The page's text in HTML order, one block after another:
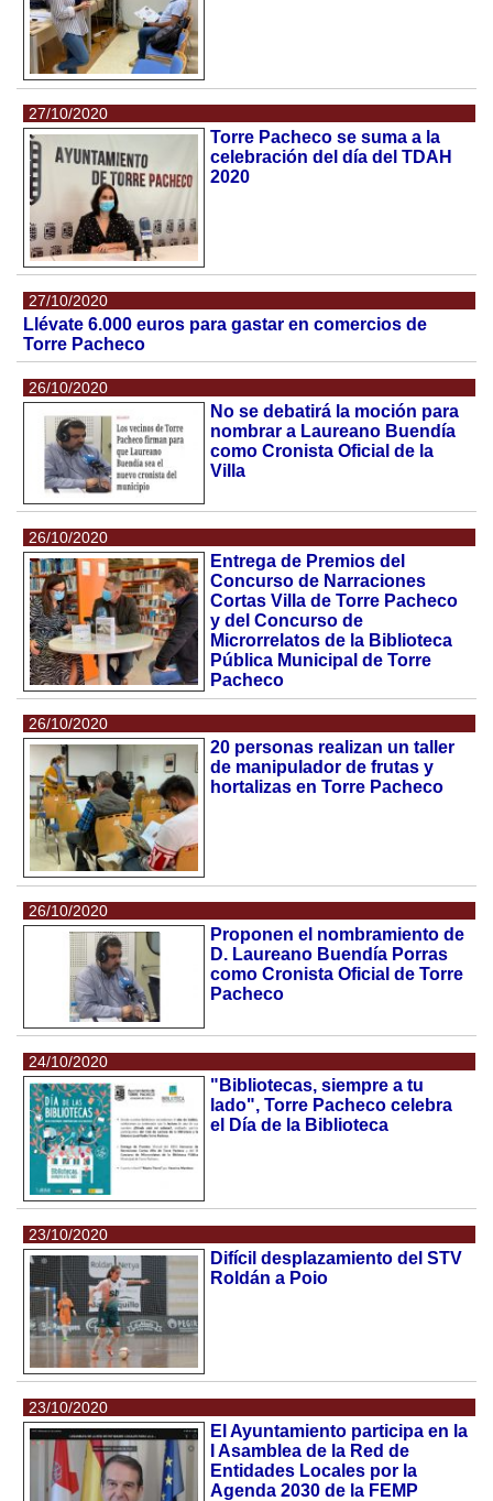
27/10/2020
Torre Pacheco se suma a la
celebración del día del TDAH
2020
27/10/2020
Llévate 6.000 euros para gastar en comercios de
Torre Pacheco
26/10/2020
No se debatirá la moción para
nombrar a Laureano Buendía
como Cronista Oficial de la
Villa
26/10/2020
Entrega de Premios del
Concurso de Narraciones
Cortas Villa de Torre Pacheco
y del Concurso de
Microrrelatos de la Biblioteca
Pública Municipal de Torre
Pacheco
26/10/2020
20 personas realizan un taller
de manipulador de frutas y
hortalizas en Torre Pacheco
26/10/2020
Proponen el nombramiento de
D. Laureano Buendía Porras
como Cronista Oficial de Torre
Pacheco
24/10/2020
"Bibliotecas, siempre a tu
lado", Torre Pacheco celebra
el Día de la Biblioteca
23/10/2020
Difícil desplazamiento del STV
Roldán a Poio
23/10/2020
El Ayuntamiento participa en la
I Asamblea de la Red de
Entidades Locales por la
Agenda 2030 de la FEMP